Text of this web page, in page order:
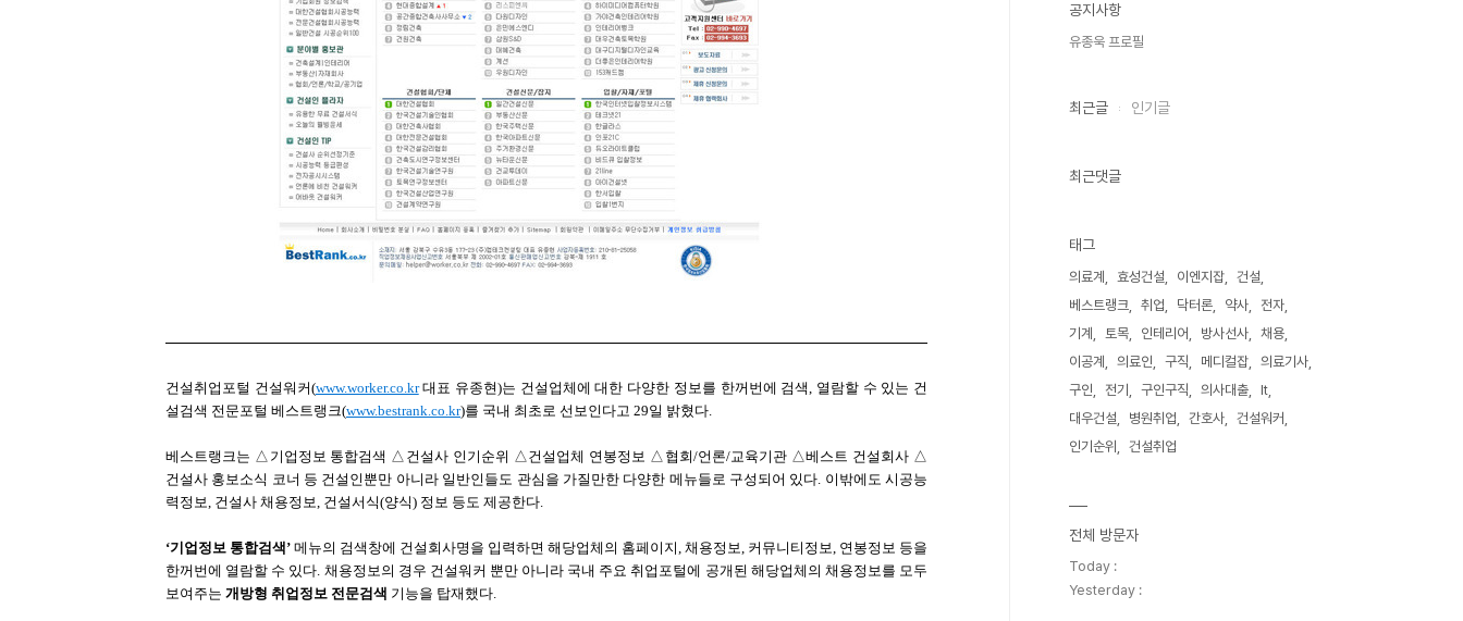
건설취업포털 건설워커(www.worker.co.kr대표 유종현)는 건설업체에 대한 다양한 정보를 한꺼번에 검색, 열람할 수 있는 건
설검색 전문포털 베스트랭크(www.bestrank.co.kr)를 국내 최초로 선보인다고 29일 밝혔다.
베스트랭크는 △기업정보 통합검색 △건설사 인기순위 △건설업체 연봉정보 △협회/언론/교육기관 △베스트 건설회사 △
건설사 홍보소식 코너 등 건설인뿐만 아니라 일반인들도 관심을 가질만한 다양한 메뉴들로 구성되어 있다. 이밖에도 시공능
력정보, 건설사 채용정보, 건설서식(양식) 정보 등도 제공한다.
‘기업정보 통합검색’ 메뉴의 검색창에 건설회사명을 입력하면 해당업체의 홈페이지, 채용정보, 커뮤니티정보, 연봉정보 등을
한꺼번에 열람할 수 있다. 채용정보의 경우 건설워커 뿐만 아니라 국내 주요 취업포털에 공개된 해당업체의 채용정보를 모두
보여주는 개방형 취업정보 전문검색 기능을 탑재했다.
공지사항
유종욱 프로필
최근글 인기글
최근댓글
태그
의료계 효성건설 이엔지잡
건설
베스트랭크
취업 닥터론 약사
전자
기계
토목 인테리어 방사선사
채용
이공계
의료인 구직 메디컬잡
의료기사
구인
전기 구인구직 의사대출
It
대우건설
병원취업 간호사
건설워커
인기순위
건설취업
전체 방문자
Today :
Yesterday :